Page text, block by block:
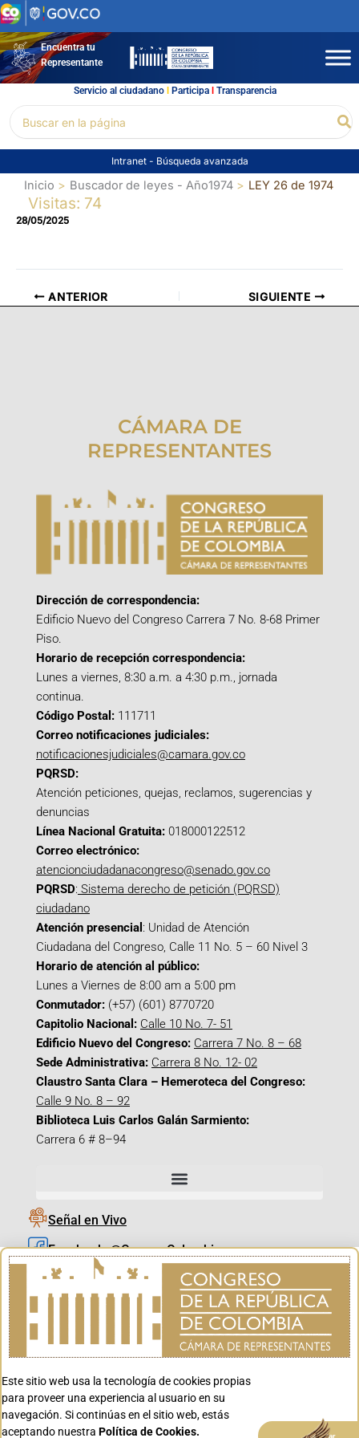
Ir
al
contenidoEncuentra tu
Representante
Servicio al ciudadano l Participal Transparencia
por:
Intranet - Búsqueda avanzada
Inicio Buscador de leyes - Año1974 LEY 26 de 1974
Visitas: 74
28/05/2025
ANTERIOR SIGUIENTE
CÁMARA DE
REPRESENTANTES
Dirección de correspondencia:
Edificio Nuevo del Congreso Carrera 7 No. 8-68 Primer
Piso.
Horario de recepción correspondencia:
Lunes a viernes, 8:30 a.m. a 4:30 p.m., jornada
continua.
Código Postal: 111711
Correo notificaciones judiciales:
notificacionesjudiciales@camara.gov.co
PQRSD:
Atención peticiones, quejas, reclamos, sugerencias y
denuncias
Línea Nacional Gratuita: 018000122512
Correo electrónico:
atencionciudadanacongreso@senado.gov.co
PQRSD: Sistema derecho de petición (PQRSD)
ciudadano
Atención presencial : Unidad de Atención
Ciudadana del Congreso, Calle 11 No. 5 – 60 Nivel 3
Horario de atención al público:
Lunes a Viernes de 8:00 am a 5:00 pm
Conmutador: (+57) (601) 8770720
Capitolio Nacional: Calle 10 No. 7- 51
Edificio Nuevo del Congreso: Carrera 7 No. 8 – 68
Sede Administrativa: Carrera 8 No. 12- 02
Claustro Santa Clara – Hemeroteca del Congreso:
Calle 9 No. 8 – 92
Biblioteca Luis Carlos Galán Sarmiento:
Carrera 6 # 8–94
Señal en Vivo
Facebook_@CamaraColombia
Instagram_@CamaraColombia
X_@CamaraColombia
Youtube_@CamaraColombia
Youtube_@CanalCongreso
Este sitio web usa la tecnología de cookies propias
para proveer una experiencia al usuario en su
navegación. Si continúas en el sitio web, estás
aceptando nuestra Política de Cookies. Aceptar